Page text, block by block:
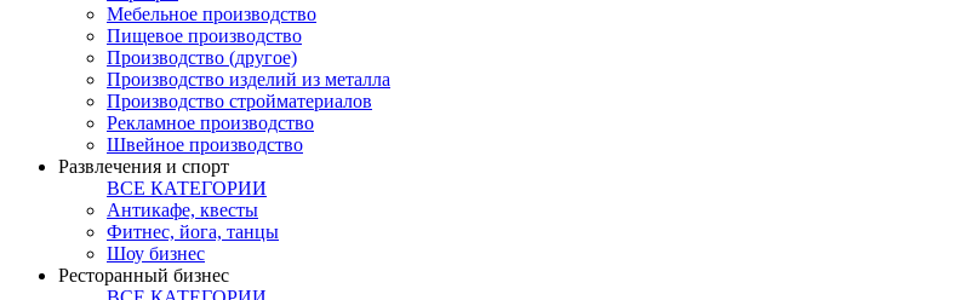
Мебельное производство
Пищевое производство
Производство (другое)
Производство изделий из металла
Производство стройматериалов
Рекламное производство
Швейное производство
Развлечения и спорт
ВСЕ КАТЕГОРИИ
Антикафе, квесты
Фитнес, йога, танцы
Шоу бизнес
Ресторанный бизнес